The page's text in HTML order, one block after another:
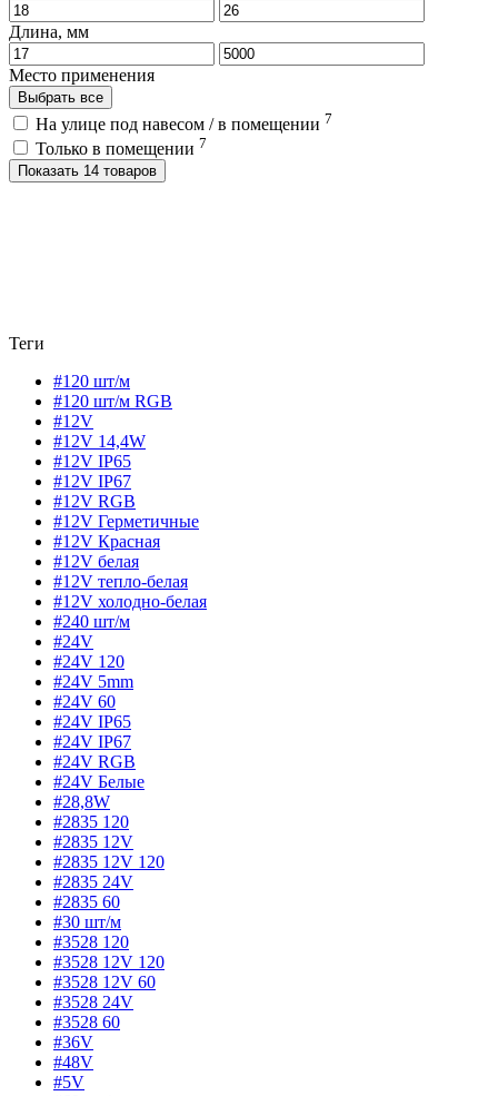
Длина, мм
Место применения
Выбрать все
На улице под навесом / в помещении 7
Только в помещении 7
Показать 14 товаров
Теги
#120 шт/м
#120 шт/м RGB
#12V
#12V 14,4W
#12V IP65
#12V IP67
#12V RGB
#12V Герметичные
#12V Красная
#12V белая
#12V тепло-белая
#12V холодно-белая
#240 шт/м
#24V
#24V 120
#24V 5mm
#24V 60
#24V IP65
#24V IP67
#24V RGB
#24V Белые
#28,8W
#2835 120
#2835 12V
#2835 12V 120
#2835 24V
#2835 60
#30 шт/м
#3528 120
#3528 12V 120
#3528 12V 60
#3528 24V
#3528 60
#36V
#48V
#5V